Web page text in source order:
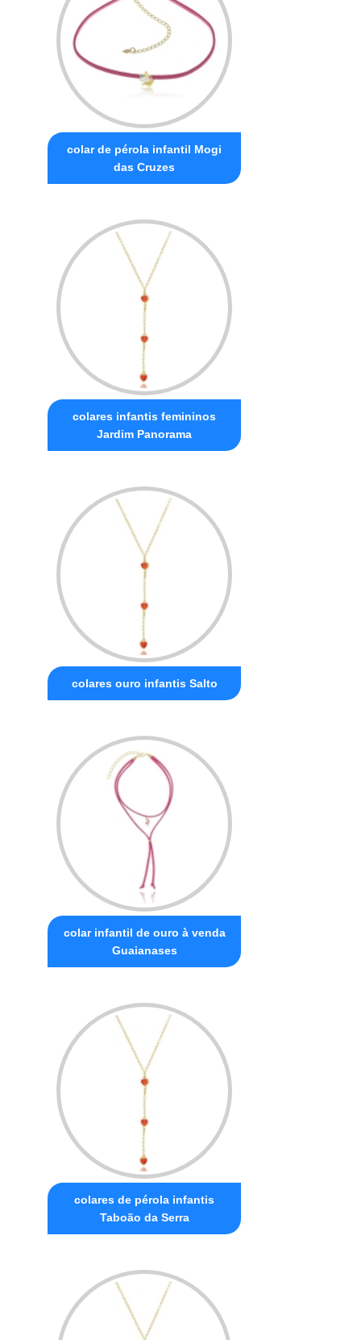
colar de pérola infantil Mogi
das Cruzes
colares infantis femininos
Jardim Panorama
colares ouro infantis Salto
colar infantil de ouro à venda
Guaianases
colares de pérola infantis
Taboão da Serra